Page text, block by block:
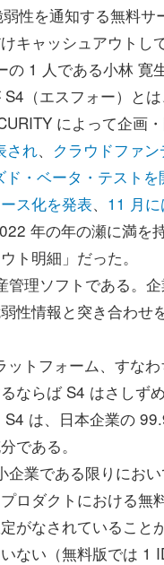
性を通知する無料
キャッシュアウトし
1 人である小林 寛
（エスフォー）と
によって企画
され、 クラウドファ
・ベータ・テストを
ス化を発表、 11 月
年の年の瀬に満を
ト明細」だった。
理ソフトである。
性情報と突き合わ
トフォーム、すな
ならば S4 はさしず
は、日本企業の
である。
業である限りにお
ロダクトにおける
がなされているこ
ない（無料版では 1